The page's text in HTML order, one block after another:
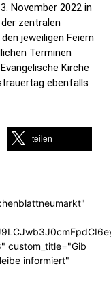
November 2022 in
zentralen
jeweiligen Feiern
Terminen
Kirche
ebenfalls
teilen
custom_title="Gib
informiert"